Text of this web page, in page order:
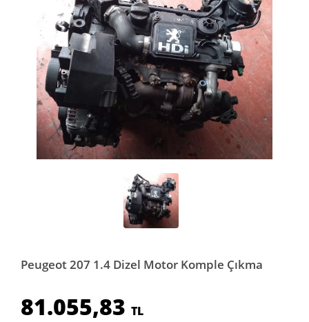
Peugeot 207 1.4 Dizel Motor Komple Çıkma
81.055,83 TL